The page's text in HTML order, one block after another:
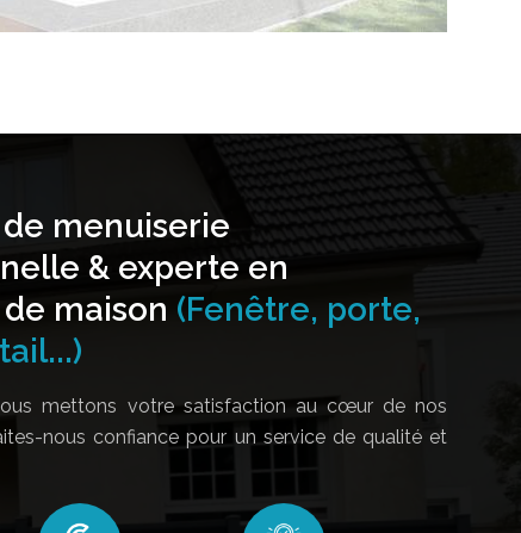
menuiserie
& experte en
maison (Fenêtre, porte,
mettons votre satisfaction au cœur de nos
nous confiance pour un service de qualité et